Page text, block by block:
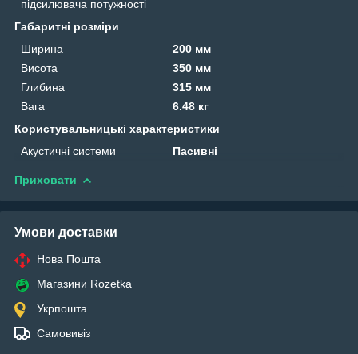
підсилювача потужності
Габаритні розміри
Ширина
200 мм
Висота
350 мм
Глибина
315 мм
Вага
6.48 кг
Користувальницькі характеристики
Акустичні системи
Пасивні
Приховати
Умови доставки
Нова Пошта
Магазини Rozetka
Укрпошта
Самовивіз